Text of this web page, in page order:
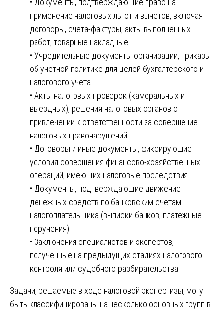
• Документы, подтверждающие право на
применение налоговых льгот и вычетов, включая
договоры, счета-фактуры, акты выполненных
работ, товарные накладные.
• Учредительные документы организации, приказы
об учетной политике для целей бухгалтерского и
налогового учета.
• Акты налоговых проверок (камеральных и
выездных), решения налоговых органов о
привлечении к ответственности за совершение
налоговых правонарушений.
• Договоры и иные документы, фиксирующие
условия совершения финансово-хозяйственных
операций, имеющих налоговые последствия.
• Документы, подтверждающие движение
денежных средств по банковским счетам
налогоплательщика (выписки банков, платежные
поручения).
• Заключения специалистов и экспертов,
полученные на предыдущих стадиях налогового
контроля или судебного разбирательства.
Задачи, решаемые в ходе налоговой экспертизы, могут
быть классифицированы на несколько основных групп в